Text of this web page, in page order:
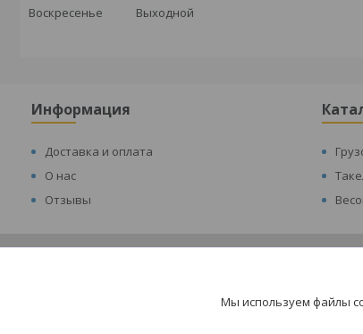
Воскресенье
Выходной
Информация
Доставка и оплата
О нас
Отзывы
Мы используем файлы